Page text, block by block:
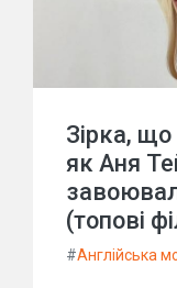
Зірка,
як Аня
(топові
#Англійська